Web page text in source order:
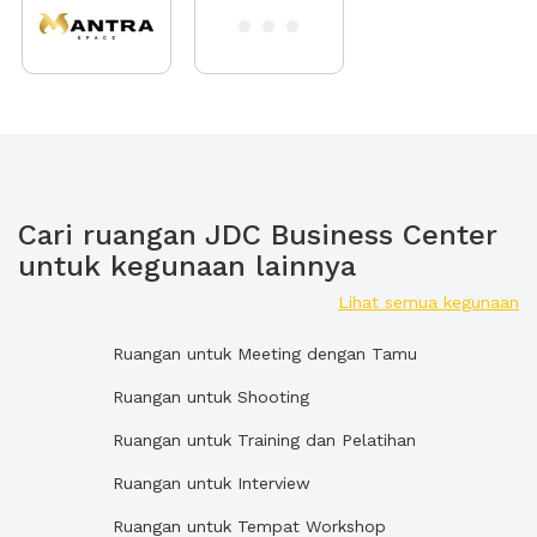
Cari ruangan JDC Business Center
untuk kegunaan lainnya
Lihat semua kegunaan
Ruangan untuk Meeting dengan Tamu
Ruangan untuk Shooting
Ruangan untuk Training dan Pelatihan
Ruangan untuk Interview
Ruangan untuk Tempat Workshop